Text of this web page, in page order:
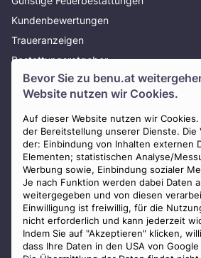
Bevor Sie zu benu.at
Website nutzen wir Cookies.
Auf dieser Website nutzen wir
der Bereitstellung unserer Dienste. Die
der: Einbindung von Inhalten externen
Elementen; statistischen Analyse/
Werbung sowie, Einbindung sozialer
Je nach Funktion werden dabei Daten
weitergegeben und von diesen
Einwilligung ist freiwillig, für die
nicht erforderlich und kann jederzeit
Indem Sie auf "Akzeptieren" klicken,
dass Ihre Daten in den USA von
Kundenbewertungen
Traueranzeigen
Bestattungsratgeber
Über uns
Presse
AGB
Impressum
Datenschutz
Widerrufsbelehrung
Zahlungsmöglichkeiten